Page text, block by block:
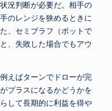
況判断が必要だ。相手の
のレンジを狭めるときに
、セミブラフ（ポットで
、失敗した場合でもアウ
えばターンでドローが完
プラスになるかどうかを
して長期的に利益を得や